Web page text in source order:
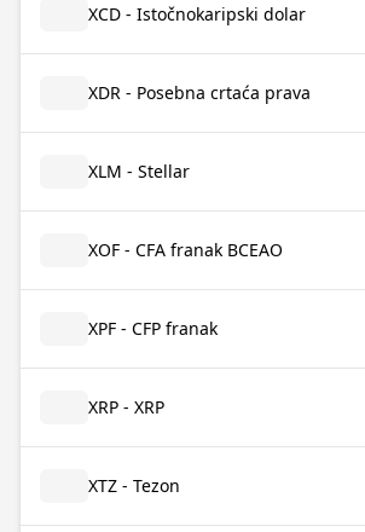
XCD - Istočnokaripski dolar
XDR - Posebna crtaća prava
XLM - Stellar
XOF - CFA franak BCEAO
XPF - CFP franak
XRP - XRP
XTZ - Tezon